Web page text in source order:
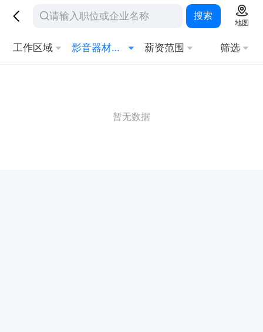
搜索
地图
工作区域 影音器材管理 薪资范围 筛选
暂无数据